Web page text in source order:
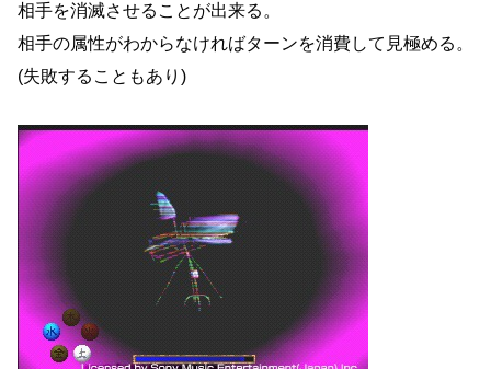
相手を消滅させることが出来る。
相手の属性がわからなければターンを消費して見極める。
(失敗することもあり)